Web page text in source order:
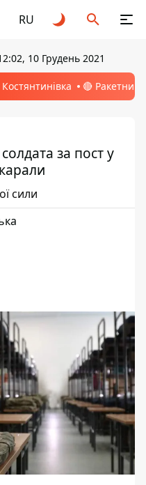
RU
10 Грудень 2021
🔴 Ракетний
за пост у
сили